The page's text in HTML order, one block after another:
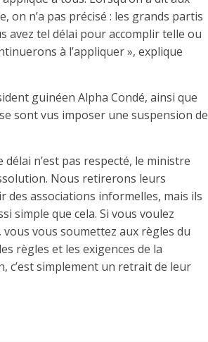
on n’a pas précisé : les grands partis
avez tel délai pour accomplir telle ou
à l’appliquer », explique
guinéen Alpha Condé, ainsi que
sont vus imposer une suspension de
n’est pas respecté, le ministre
Nous retirerons leurs
des associations informelles, mais ils
simple que cela. Si vous voulez
vous soumettez aux règles du
règles et les exigences de la
c’est simplement un retrait de leur